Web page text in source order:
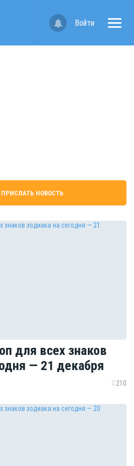
Войти
ПРИСЛАТЬ НОВОСТЬ
для всех знаков
— 21 декабря
210